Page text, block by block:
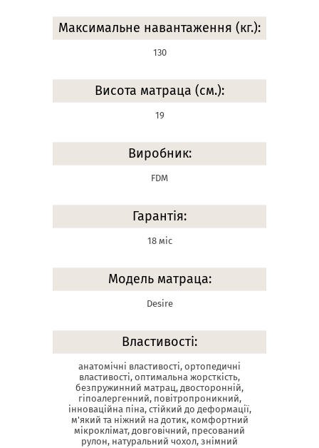
Максимальне навантаження (кг.):
130
Висота матраца (см.):
19
Виробник:
FDM
Гарантія:
18 міс
Модель матраца:
Desire
Властивості:
анатомічні властивості, ортопедичні
властивості, оптимальна жорсткість,
безпружинний матрац, двосторонній,
гіпоалергенний, повітропроникний,
інноваційна піна, стійкий до деформації,
м'який та ніжний на дотик, комфортний
мікроклімат, довговічний, пресований
рулон, натуральний чохол, знімний